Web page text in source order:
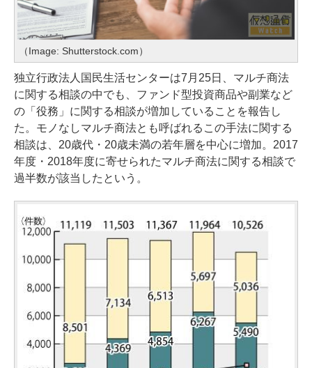
（Image: Shutterstock.com）
独立行政法人国民生活センターは7月25日、マルチ商法
に関する相談の中でも、ファンド型投資商品や副業など
の「役務」に関する相談が増加していることを報告し
た。モノなしマルチ商法とも呼ばれるこの手法に関する
相談は、20歳代・20歳未満の若年層を中心に増加。2017
年度・2018年度に寄せられたマルチ商法に関する相談で
過半数が該当したという。